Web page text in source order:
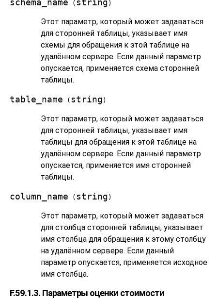
schema_name ( string )
Этот параметр, который может задаваться
для сторонней таблицы, указывает имя
схемы для обращения к этой таблице на
удалённом сервере. Если данный параметр
опускается, применяется схема сторонней
таблицы.
table_name ( string )
Этот параметр, который может задаваться
для сторонней таблицы, указывает имя
таблицы для обращения к этой таблице на
удалённом сервере. Если данный параметр
опускается, применяется имя сторонней
таблицы.
column_name ( string )
Этот параметр, который может задаваться
для столбца сторонней таблицы, указывает
имя столбца для обращения к этому столбцу
на удалённом сервере. Если данный
параметр опускается, применяется исходное
имя столбца.
F.59.1.3. Параметры оценки стоимости